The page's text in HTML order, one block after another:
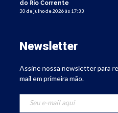
do Rio Corrente
30 de julho de 2026 às 17:33
Newsletter
Assine nossa newsletter para
mail em primeira mão.